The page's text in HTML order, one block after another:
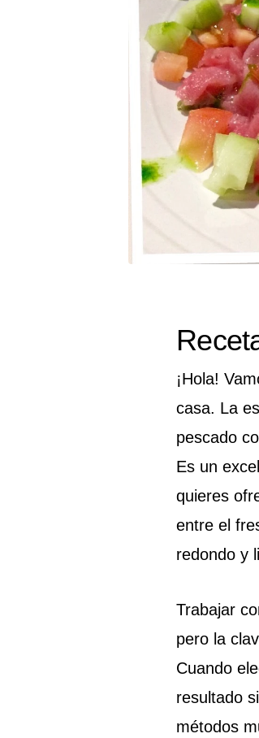
¡Hola!
casa. La
pescado
Es un
quieres
entre el
redondo y
Trabajar
pero la
Cuando
resultado
métodos